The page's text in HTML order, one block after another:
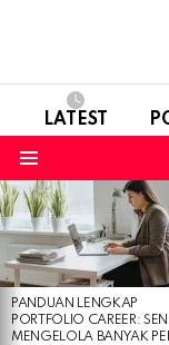
LATEST
LATEST
STORIES
PANDUAN LENGKAP
PORTFOLIO CAREER: SENI
MENGELOLA BANYAK